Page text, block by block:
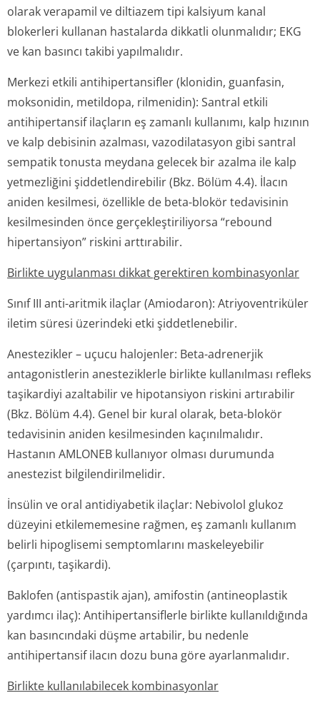
olarak verapamil ve diltiazem tipi kalsiyum kanal
blokerleri kullanan hastalarda dikkatli olunmalıdır; EKG
ve kan basıncı takibi yapılmalıdır.
Merkezi etkili antihipertansifler (klonidin, guanfasin,
moksonidin, metildopa, rilmenidin): Santral etkili
antihipertansif ilaçların eş zamanlı kullanımı, kalp hızının
ve kalp debisinin azalması, vazodilatasyon gibi santral
sempatik tonusta meydana gelecek bir azalma ile kalp
yetmezliğini şiddetlendirebilir (Bkz. Bölüm 4.4). İlacın
aniden kesilmesi, özellikle de beta-blokör tedavisinin
kesilmesinden önce gerçekleştiri­liyorsa “rebound
hipertansiyon” riskini arttırabilir.
Birlikte uygulanması dikkat gerektiren kombinasyonlar
Sınıf III anti-aritmik ilaçlar (Amiodaron): Atriyoventriküler
iletim süresi üzerindeki etki şiddetlenebilir.
Anestezikler – uçucu halojenler: Beta-adrenerjik
antagonistlerin anesteziklerle birlikte kullanılması refleks
taşikardiyi azaltabilir ve hipotansiyon riskini artırabilir
(Bkz. Bölüm 4.4). Genel bir kural olarak, beta-blokör
tedavisinin aniden kesilmesinden kaçınılmalıdır.
Hastanın AMLONEB kullanıyor olması durumunda
anestezist bilgilendiril­melidir.
İnsülin ve oral antidiyabetik ilaçlar: Nebivolol glukoz
düzeyini etkilememesine rağmen, eş zamanlı kullanım
belirli hipoglisemi semptomlarını maskeleyebilir
(çarpıntı, taşikardi).
Baklofen (antispastik ajan), amifostin (antineoplastik
yardımcı ilaç): Antihipertansi­flerle birlikte kullanıldığında
kan basıncındaki düşme artabilir, bu nedenle
antihipertansif ilacın dozu buna göre ayarlanmalıdır.
Birlikte kullanılabilecek kombinasyonlar